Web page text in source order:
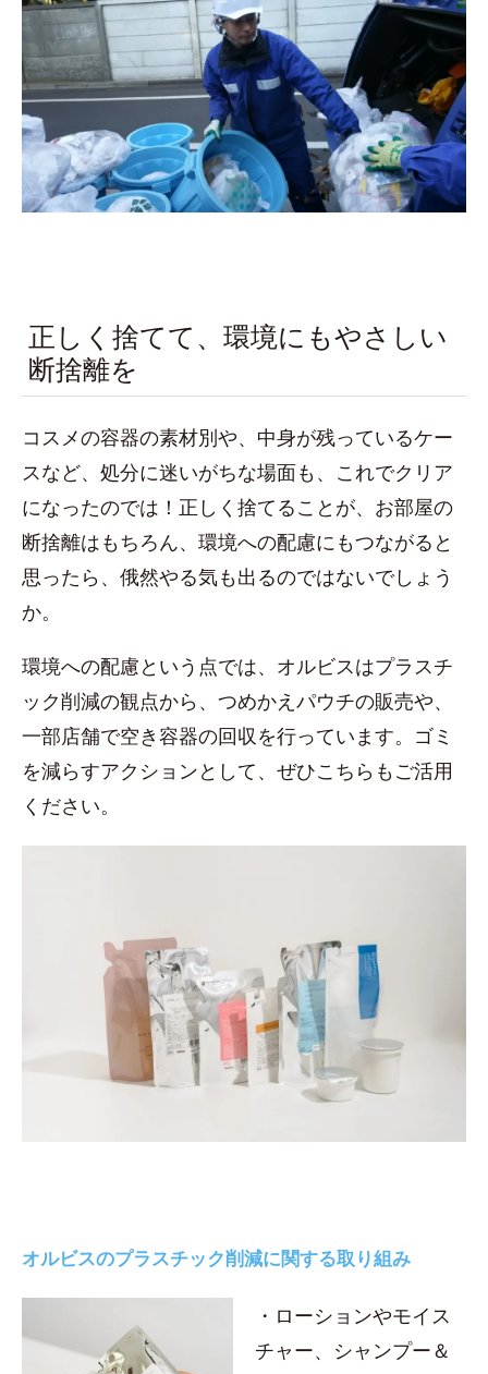
正しく捨てて、環境にもやさしい
断捨離を
コスメの容器の素材別や、中身が残っているケー
スなど、処分に迷いがちな場面も、これでクリア
になったのでは！正しく捨てることが、お部屋の
断捨離はもちろん、環境への配慮にもつながると
思ったら、俄然やる気も出るのではないでしょう
か。
環境への配慮という点では、オルビスはプラスチ
ック削減の観点から、つめかえパウチの販売や、
一部店舗で空き容器の回収を行っています。ゴミ
を減らすアクションとして、ぜひこちらもご活用
ください。
オルビスのプラスチック削減に関する取り組み
・ローションやモイス
チャー、シャンプー＆